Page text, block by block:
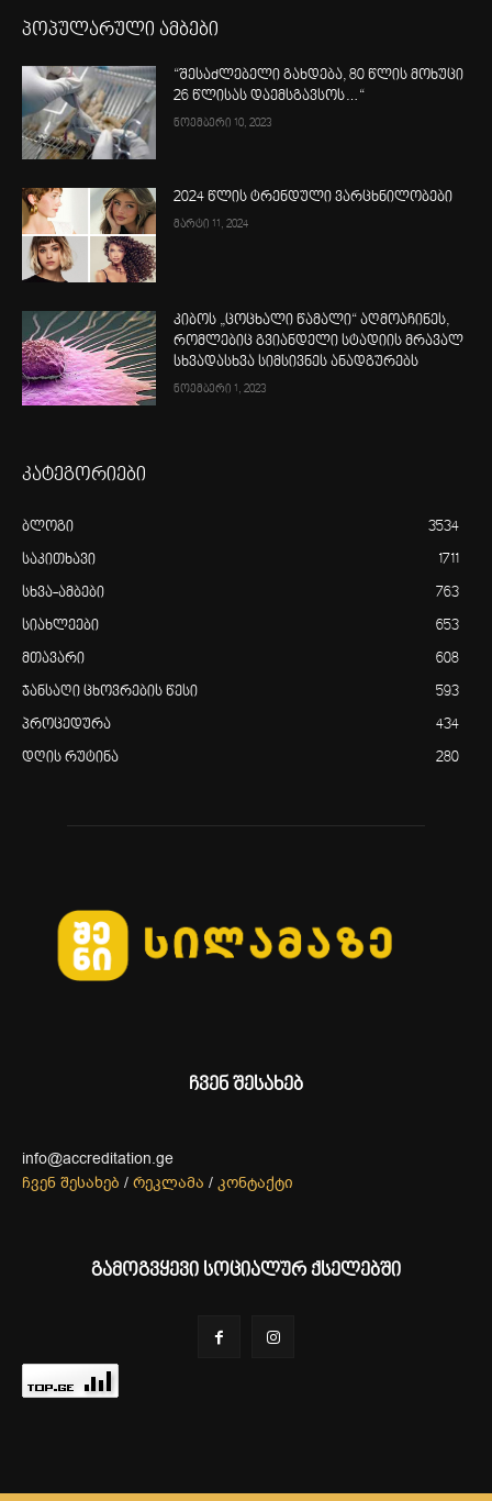
პოპულარული ამბები
“შესაძლებელი გახდება, 80 წლის მოხუცი
26 წლისას დაემსგავსოს…“
ნოემბერი 10, 2023
2024 წლის ტრენდული ვარცხნილობები
მარტი 11, 2024
კიბოს „ცოცხალი წამალი“ აღმოაჩინეს,
რომლებიც გვიანდელი სტადიის მრავალ
სხვადასხვა სიმსივნეს ანადგურებს
ნოემბერი 1, 2023
კატეგორიები
ბლოგი 3534
საკითხავი 1711
სხვა-ამბები 763
სიახლეები 653
მთავარი 608
ჯანსაღი ცხოვრების წესი 593
პროცედურა 434
დღის რუტინა 280
ჩვენ შესახებ
info@accreditation.ge
ჩვენ შესახებ / რეკლამა / კონტაქტი
გამოგვყევი სოციალურ ქსელებში